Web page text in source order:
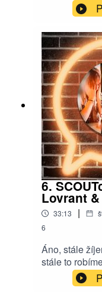
o táboroch v
zapojiť! Brat
taktiež aj ako
6.
Lovrant
33:13 |
6
Áno, stále
stále to
pauza, aká